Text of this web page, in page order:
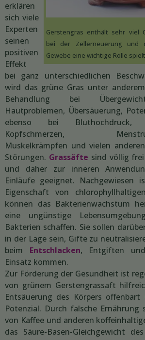
Gerstengras enthält sehr viel
bei der Zellerneuerung und
Gewebe eine wichtige Rolle
erklären
sich viele
Experten
seinen
positiven
Effekt
bei ganz unterschiedlichen
wird das grüne Gras unter
Behandlung bei
Hautproblemen, Übersäuerung,
ebenso bei Bluthochdruck,
Kopfschmerzen,
Muskelkrämpfen und vielen
Störungen. Grassäfte sind völlig
und daher zur inneren
Einläufe geeignet. Nachgewiesen
Eigenschaft von
können das Bakterienwachstum
eine ungünstige
Bakterien schaffen. Sie sollen
in der Lage sein, Gifte zu
beim Entschlacken, Entgiften
Einsatz kommen.
Zur Förderung der Gesundheit ist
von grünem Gerstengrassaft
Entsäuerung des Körpers offenbart
Potenzial. Durch falsche Ernährung
von Kaffee und anderen
das Säure-Basen-Gleichgewicht